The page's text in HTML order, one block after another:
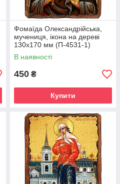
Фомаїда Олександрійська,
мучениця, ікона на дереві
130х170 мм (П-4531-1)
В наявності
450 ₴
Купити